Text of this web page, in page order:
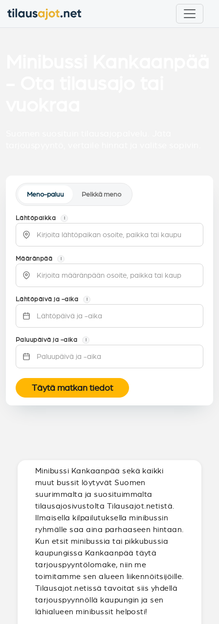
Meno-paluu Pelkkä meno
Lähtöpaikka i
Määränpää i
Lähtöpäivä ja -aika i
Paluupäivä ja -aika i
Täytä matkan tiedot
Minibussi Kankaanpää sekä kaikki
muut bussit löytyvät Suomen
suurimmalta ja suosituimmalta
tilausajosivustolta Tilausajot.netistä.
Ilmaisella kilpailutuksella minibussin
ryhmälle saa aina parhaaseen hintaan.
Kun etsit minibussia tai pikkubussia
kaupungissa Kankaanpää täytä
tarjouspyyntölomake, niin me
toimitamme sen alueen liikennöitsijöille.
Tilausajot.netissä tavoitat siis yhdellä
tarjouspyynnöllä kaupungin ja sen
lähialueen minibussit helposti!